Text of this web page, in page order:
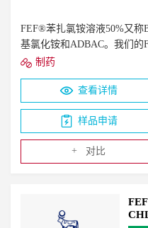
FEF®苯扎氯铵溶液50%又
基氯化铵和ADBAC。我们的
微生物（革兰氏+和-&酸性抗
子剂，不会给成品配方增加
基）二甲基氯化铵（约65%
（约35%）。约50%活性成分
制药
查看详情
样品申请
+ 对比